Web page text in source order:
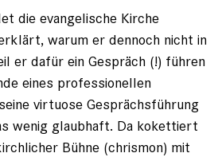
die evangelische Kirche
warum er dennoch nicht in
er dafür ein Gespräch (!) führen
eines professionellen
virtuose Gesprächsführung
wenig glaubhaft. Da kokettiert
Bühne (chrismon) mit